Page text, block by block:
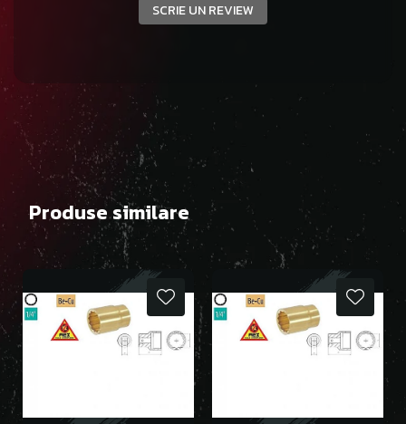
SCRIE UN REVIEW
Produse similare